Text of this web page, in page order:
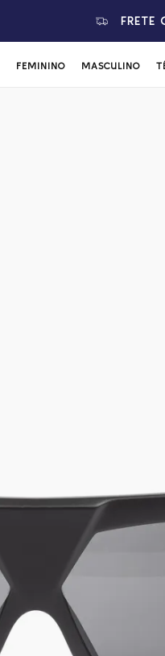
FRETE
FEMININO MASCULINO